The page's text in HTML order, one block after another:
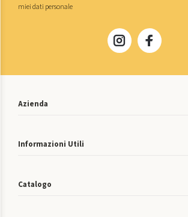
miei dati personale
Azienda
Informazioni Utili
Catalogo